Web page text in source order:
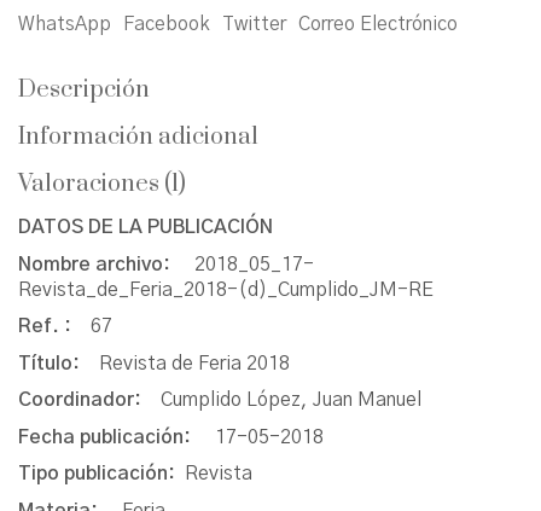
WhatsApp Facebook Twitter Correo Electrónico
Descripción
Información adicional
Valoraciones (1)
DATOS DE LA PUBLICACIÓN
Nombre archivo: 2018_05_17-
Revista_de_Feria_2018-(d)_Cumplido_JM-RE
Ref. : 67
Título:
Revista de Feria 2018
Coordinador: Cumplido López, Juan Manuel
Fecha publicación:
17-05-2018
Tipo publicación:
Revista